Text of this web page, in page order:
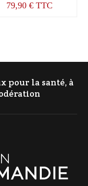
79,90 € TTC
pour la santé, à